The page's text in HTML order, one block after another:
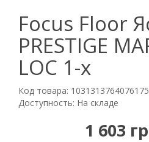
Focus Floor
PRESTIGE
LOC 1-х
Код товара: 1031313764076175
Доступность: На складе
1 603